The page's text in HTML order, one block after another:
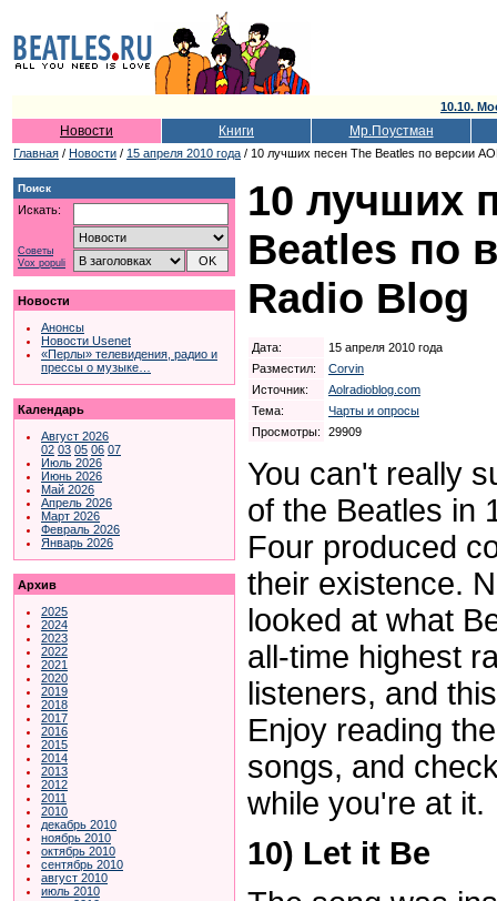
10.10.
Новости Книги Мр.Поустман
Главная / Новости / 15 апреля 2010 года / 10 лучших песен The Beatles по версии
Поиск
Искать:
Советы
Vox populi
Новости
Анонсы
Новости Usenet
«Перлы» телевидения, радио и
прессы о музыке…
Календарь
Август 2026
02 03 05 06 07
Июль 2026
Июнь 2026
Май 2026
Апрель 2026
Март 2026
Февраль 2026
Январь 2026
Архив
2025
2024
2023
2022
2021
2020
2019
2018
2017
2016
2015
2014
2013
2012
2011
2010
декабрь 2010
ноябрь 2010
октябрь 2010
сентябрь 2010
август 2010
июль 2010
10 лучших
Beatles по
Radio Blog
Дата:
15 апреля 2010 года
Разместил:
Corvin
Источник:
Aolradioblog.com
Тема:
Чарты и опросы
Просмотры:
29909
You can't really
of the Beatles in
Four produced
their existence.
looked at what
all-time highest
listeners, and
Enjoy reading
songs, and
while you're at it.
10) Let it Be